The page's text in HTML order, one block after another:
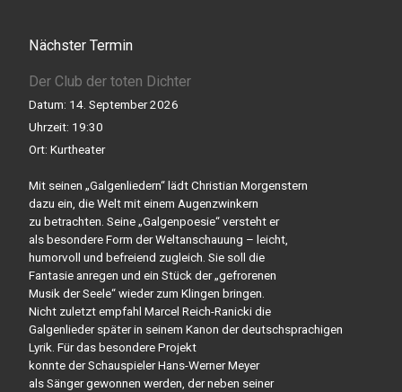
Nächster Termin
Der Club der toten Dichter
Datum: 14. September 2026
Uhrzeit: 19:30
Ort: Kurtheater
Mit seinen „Galgenliedern“ lädt Christian Morgenstern
dazu ein, die Welt mit einem Augenzwinkern
zu betrachten. Seine „Galgenpoesie“ versteht er
als besondere Form der Weltanschauung – leicht,
humorvoll und befreiend zugleich. Sie soll die
Fantasie anregen und ein Stück der „gefrorenen
Musik der Seele“ wieder zum Klingen bringen.
Nicht zuletzt empfahl Marcel Reich-Ranicki die
Galgenlieder später in seinem Kanon der deutschsprachigen
Lyrik. Für das besondere Projekt
konnte der Schauspieler Hans-Werner Meyer
als Sänger gewonnen werden, der neben seiner